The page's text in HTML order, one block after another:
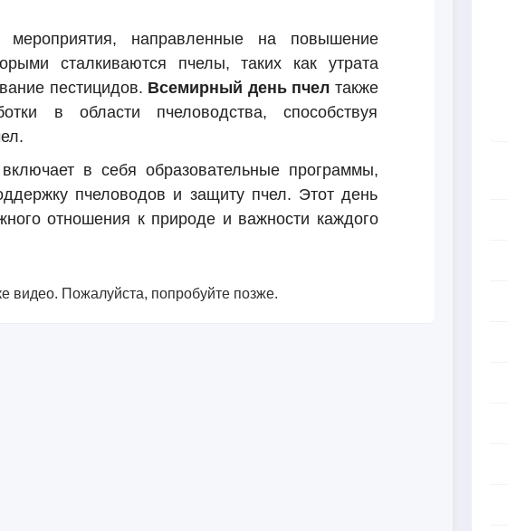
направленные на повышение
сталкиваются пчелы, таких как утрата
пестицидов. Всемирный день пчел также
в области пчеловодства, способствуя
включает в себя образовательные программы,
пчеловодов и защиту пчел. Этот день
отношения к природе и важности каждого
видео. Пожалуйста, попробуйте позже.